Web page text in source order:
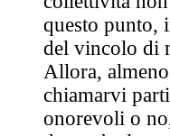
questo punto,
del vincolo di
Allora,
chiamarvi
onorevoli o